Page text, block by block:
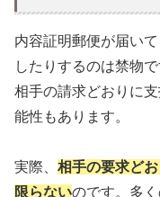
内容証明郵便が届い
したりするのは禁物
相手の請求どおりに
能性もあります。
実際、 相手の要求ど
限らないのです。多